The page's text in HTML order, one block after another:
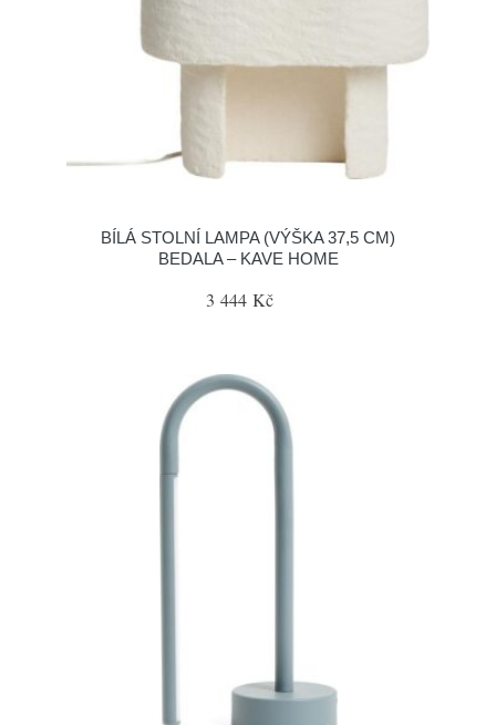
BÍLÁ STOLNÍ LAMPA (VÝŠKA 37,5 CM)
BEDALA – KAVE HOME
3 444 Kč